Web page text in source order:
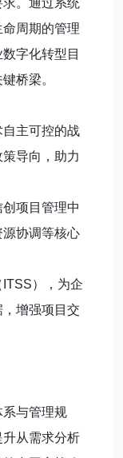
。通过系统
周期的管理
字化转型目
桥梁。
自主可控的战
导向，助力
创项目管理中
协调等核心
ITSS），为企
增强项目交
与管理规
从需求分析